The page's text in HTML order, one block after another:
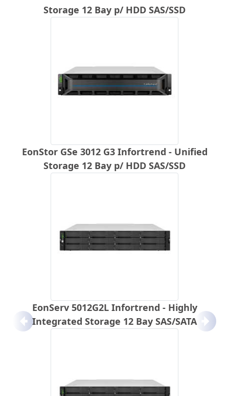
Storage 12 Bay p/ HDD SAS/SSD
EonStor GSe 3012 G3 Infortrend - Unified
Storage 12 Bay p/ HDD SAS/SSD
EonServ 5012G2L Infortrend - Highly
Integrated Storage 12 Bay SAS/SATA
Anterior